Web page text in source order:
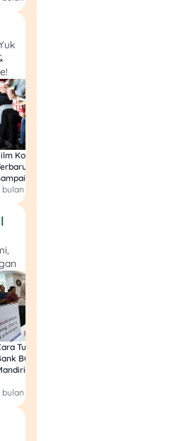
Komedi Indonesia
2026, Siap Ngakak
Sakit Perut!
bulan yang lalu
Tukar Uang Baru di
BCA (Umum, BNI,
BRI, dan BSI) 2026!
bulan yang lalu